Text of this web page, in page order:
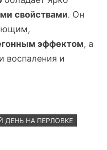
свойствами. Он
эффектом, а
воспаления и
ДЕНЬ НА ПЕРЛОВКЕ